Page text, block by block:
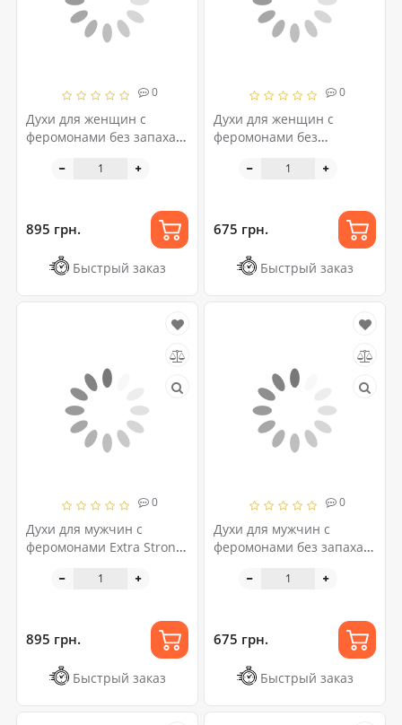
0
Духи для женщин с
феромонами без запаха
«Twilight», 10 мл
895 грн.
Быстрый заказ
0
Духи для женщин с
феромонами без
675 грн.
Быстрый заказ
0
Духи для мужчин с
феромонами Extra Strong
895 грн.
Быстрый заказ
0
Духи для мужчин с
феромонами без запаха
675 грн.
Быстрый заказ